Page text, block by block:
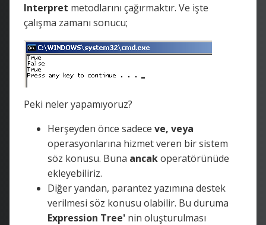
Interpret metodlarını çağırmaktır. Ve işte
çalışma zamanı sonucu;
Peki neler yapamıyoruz?
Herşeyden önce sadece ve, veya
operasyonlarına hizmet veren bir sistem
söz konusu. Buna ancakoperatörünüde
ekleyebiliriz.
Diğer yandan, parantez yazımına destek
verilmesi söz konusu olabilir. Bu duruma
Expression Tree' nin oluşturulması